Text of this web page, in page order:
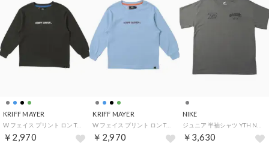
KRIFF MAYER
￥2,970
KRIFF MAYER
￥2,970
NIKE
￥3,630